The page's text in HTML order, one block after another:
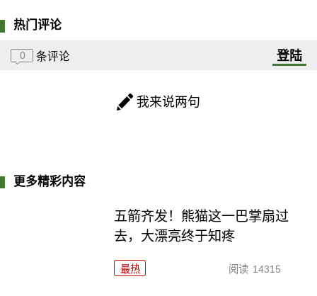
热门评论
0 条评论 登陆
我来说两句
更多精彩内容
五箭齐发！熊猫这一巴掌扇过
去，大漂亮终于知疼
最热 阅读 14315